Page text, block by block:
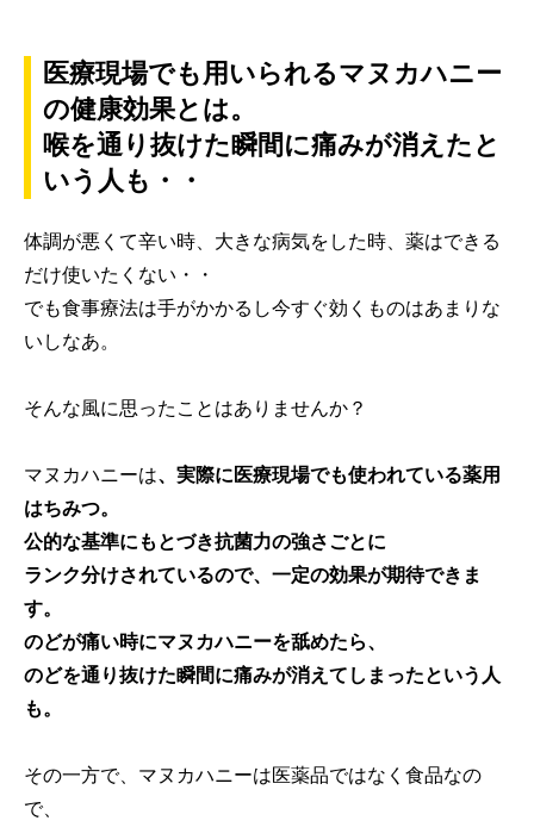
医療現場でも用いられるマヌカハニー
の健康効果とは。
喉を通り抜けた瞬間に痛みが消えたと
いう人も・・
体調が悪くて辛い時、大きな病気をした時、薬はできる
だけ使いたくない・・
でも食事療法は手がかかるし今すぐ効くものはあまりな
いしなあ。
そんな風に思ったことはありませんか？
マヌカハニーは、実際に医療現場でも使われている薬用
はちみつ。
公的な基準にもとづき抗菌力の強さごとに
ランク分けされているので、一定の効果が期待できま
す。
のどが痛い時にマヌカハニーを舐めたら、
のどを通り抜けた瞬間に痛みが消えてしまったという人
も。
その一方で、マヌカハニーは医薬品ではなく食品なの
で、